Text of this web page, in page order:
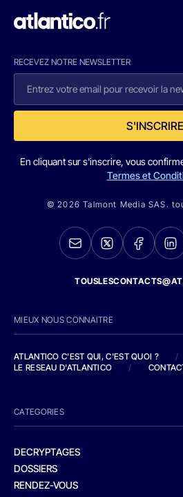
RECEVEZ NOTRE NEWSLETTER
S'INSCRIRE
En cliquant sur s'inscrire, vous
Termes et
© 2026 Talmont Media SAS.
MIEUX NOUS CONNAITRE
ATLANTICO C'EST QUI, C'EST QUOI ?
/
LE RESEAU D'ATLANTICO
/
CATEGORIES
DECRYPTAGES
DOSSIERS
RENDEZ-VOUS